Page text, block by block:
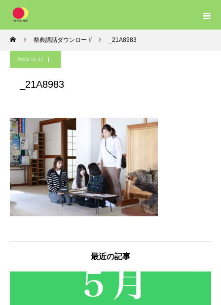
祭典講話ダウンロード _21A8983
2024.11.27
_21A8983
最近の記事